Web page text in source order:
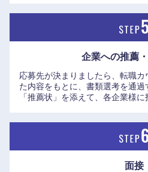
企業への推薦
応募先が決まりましたら、転職
た内容をもとに、書類選考を通
「推薦状」を添えて、各企業様に
面接
奈良県